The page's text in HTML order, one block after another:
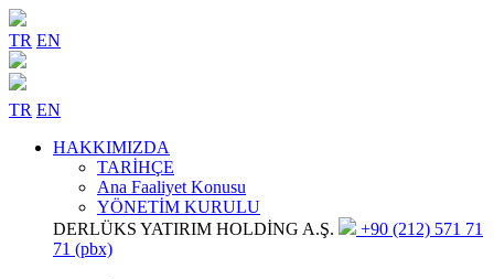
TR EN
TR EN
HAKKIMIZDA
TARİHÇE
Ana Faaliyet Konusu
YÖNETİM KURULU
DERLÜKS YATIRIM HOLDİNG A.Ş.
+90 (212) 571 71
71 (pbx)